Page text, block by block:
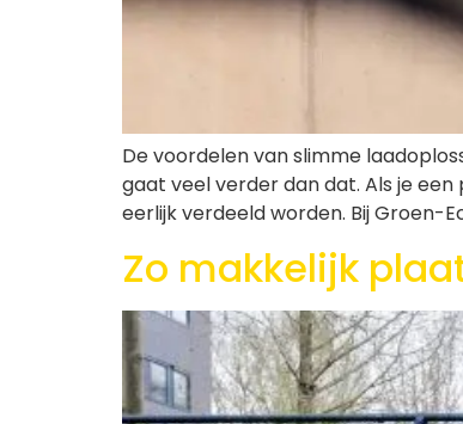
De voordelen van slimme
gaat veel verder dan dat. Als je
eerlijk verdeeld worden. Bij Groen-
Zo makkelijk